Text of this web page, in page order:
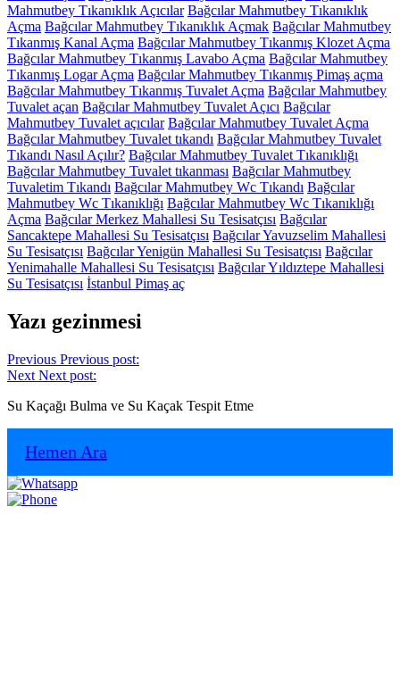
Mahmutbey Tıkanıklık Açıcılar Bağcılar Mahmutbey Tıkanıklık
Açma Bağcılar Mahmutbey Tıkanıklık Açmak Bağcılar Mahmutbey
Tıkanmış Kanal Açma Bağcılar Mahmutbey Tıkanmış Klozet Açma
Bağcılar Mahmutbey Tıkanmış Lavabo Açma Bağcılar Mahmutbey
Tıkanmış Logar Açma Bağcılar Mahmutbey Tıkanmış Pimaş açma
Bağcılar Mahmutbey Tıkanmış Tuvalet Açma Bağcılar Mahmutbey
Tuvalet açan Bağcılar Mahmutbey Tuvalet Açıcı Bağcılar
Mahmutbey Tuvalet açıcılar Bağcılar Mahmutbey Tuvalet Açma
Bağcılar Mahmutbey Tuvalet tıkandı Bağcılar Mahmutbey Tuvalet
Tıkandı Nasıl Açılır? Bağcılar Mahmutbey Tuvalet Tıkanıklığı
Bağcılar Mahmutbey Tuvalet tıkanması Bağcılar Mahmutbey
Tuvaletim Tıkandı Bağcılar Mahmutbey Wc Tıkandı Bağcılar
Mahmutbey Wc Tıkanıklığı Bağcılar Mahmutbey Wc Tıkanıklığı
Açma Bağcılar Merkez Mahallesi Su Tesisatçısı Bağcılar
Sancaktepe Mahallesi Su Tesisatçısı Bağcılar Yavuzselim Mahallesi
Su Tesisatçısı Bağcılar Yenigün Mahallesi Su Tesisatçısı Bağcılar
Yenimahalle Mahallesi Su Tesisatçısı Bağcılar Yıldıztepe Mahallesi
Su Tesisatçısı İstanbul Pimaş aç
Yazı gezinmesi
Previous Previous post:
Next Next post:
Su Kaçağı Bulma ve Su Kaçak Tespit Etme
Hemen Ara